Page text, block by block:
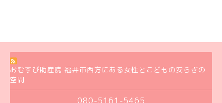
おむすび助産院 福井市西方にある女性とこどもの安らぎの
空間
080-5161-5465